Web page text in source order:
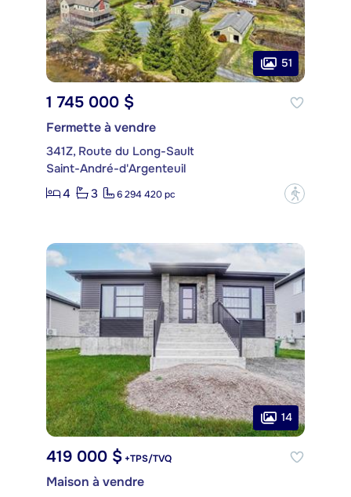
51
1 745 000 $
Fermette à vendre
341Z, Route du Long-Sault
Saint-André-d'Argenteuil
4
3 6 294 420 pc ?
14
419 000 $ +TPS/TVQ
Maison à vendre